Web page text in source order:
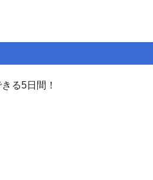
る5日間！